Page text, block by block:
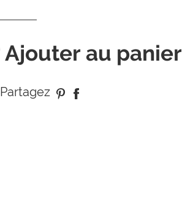
Ajouter au panier
Partagez